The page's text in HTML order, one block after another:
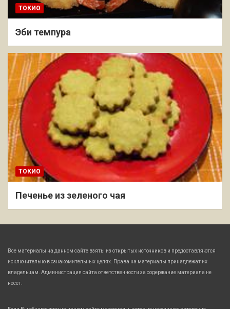
ТОКИО
Эби темпура
ТОКИО
Печенье из зеленого чая
Все материалы на данном сайте взяты из открытых источников и предоставляются
исключительно в ознакомительных целях. Права на материалы принадлежат их
владельцам. Администрация сайта ответственности за содержание материала не
несет.